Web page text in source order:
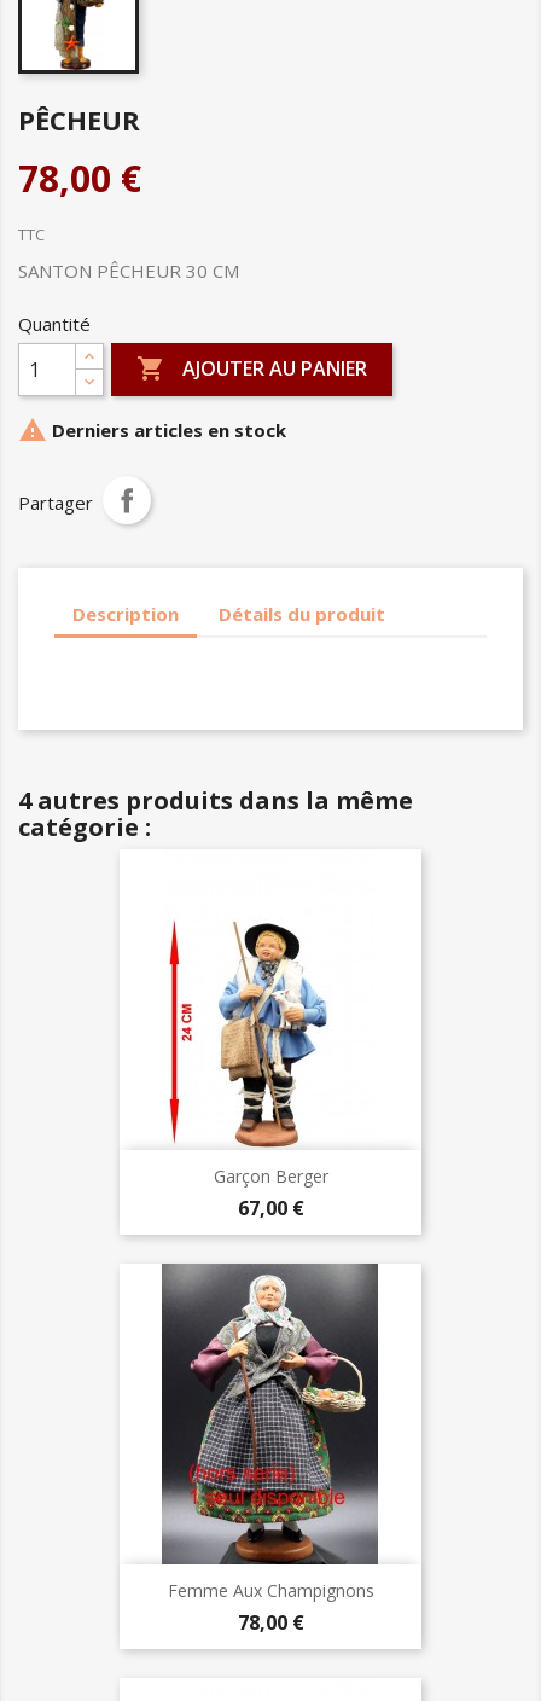
PÊCHEUR
78,00 €
TTC
SANTON PÊCHEUR 30 CM
Quantité
 AJOUTER AU PANIER
 Derniers articles en stock
Partager
Description Détails du produit
4 autres produits dans la même
catégorie :
Garçon Berger
Prix
67,00 €
Femme Aux Champignons
Prix
78,00 €